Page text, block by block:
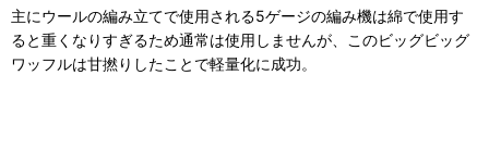
主にウールの編み立てで使用される5ゲージの編み機は綿で使用す
ると重くなりすぎるため通常は使用しませんが、このビッグビッグ
ワッフルは甘撚りしたことで軽量化に成功。